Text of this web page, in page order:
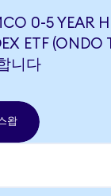
0-5 YEAR
ETF (ONDO
니다
왑